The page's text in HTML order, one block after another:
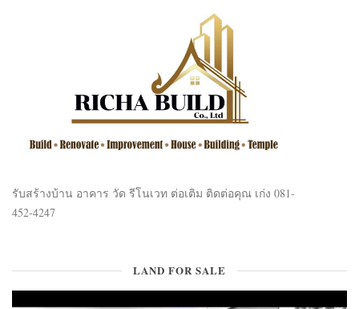
รับสร้างบ้าน อาคาร วัด รีโนเวท ต่อเติม ติดต่อคุณ เก่ง 081-
452-4247
LAND FOR SALE